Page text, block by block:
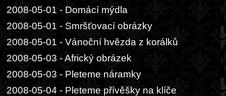
2008-05-01 - Domácí mýdla
2008-05-01 - Smršťovací obrázky
2008-05-01 - Vánoční hvězda z korálků
2008-05-03 - Africký obrázek
2008-05-03 - Pleteme náramky
2008-05-04 - Pleteme přívěšky na klíče